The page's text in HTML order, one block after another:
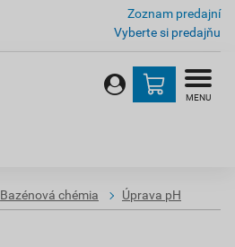
Zoznam predajní
Vyberte si predajňu
MENU
Bazénová chémia Úprava pH